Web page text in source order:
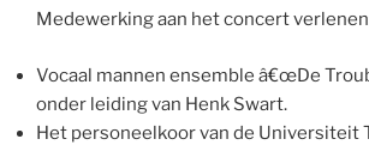
Medewerking aan het concert
Vocaal mannen ensemble â€œDe
onder leiding van Henk Swart.
Het personeelkoor van de Universiteit